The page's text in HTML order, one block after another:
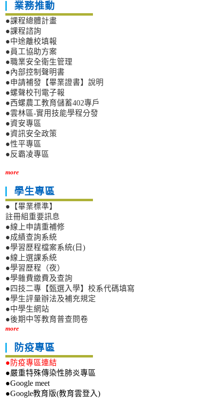
業務推動
●課程總體計畫
●課程諮詢
●中途離校填報
●員工協助方案
●職業安全衛生管理
●內部控制聲明書
●申請補發【畢業證書】說明
●螺聲校刊電子報
●西螺農工教育儲蓄402專戶
●雲林區-實用技能學程分發
●資安專區
●資訊安全政策
●性平專區
●反霸凌專區
more
學生專區
●【畢業標準】
註冊組重要訊息
●線上申請重補修
●成績查詢系統
●學習歷程檔案系統(日)
●線上選課系統
●學習歷程（夜）
●學雜費繳費及查詢
●四技二專【甄選入學】校系代碼填寫
●學生評量辦法及補充規定
●中學生網站
●後期中等教育普查問卷
more
防疫專區
●防疫專區連結
●嚴重特殊傳染性肺炎專區
●Google meet
●Google教育版(教育雲登入)